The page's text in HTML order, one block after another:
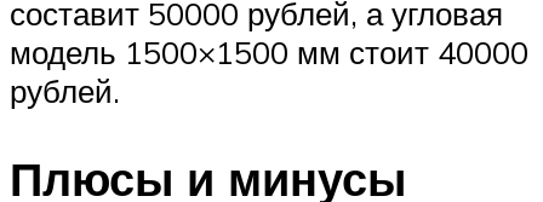
составит 50000 рублей, а угловая
модель 1500×1500 мм стоит 40000
рублей.
Плюсы и минусы